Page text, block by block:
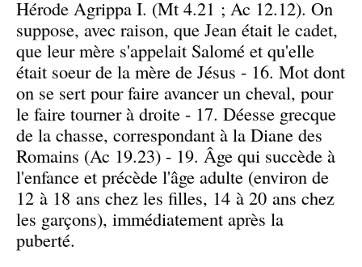
Hérode Agrippa I. (Mt 4.21 ; Ac 12.12). On
suppose, avec raison, que Jean était le cadet,
que leur mère s'appelait Salomé et qu'elle
était soeur de la mère de Jésus - 16. Mot dont
on se sert pour faire avancer un cheval, pour
le faire tourner à droite - 17. Déesse grecque
de la chasse, correspondant à la Diane des
Romains (Ac 19.23) - 19. Âge qui succède à
l'enfance et précède l'âge adulte (environ de
12 à 18 ans chez les filles, 14 à 20 ans chez
les garçons), immédiatement après la
puberté.